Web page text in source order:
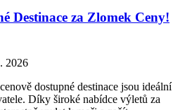
Destinace za Zlomek Ceny!
2026
dostupné destinace jsou ideální
Díky široké nabídce výletů za